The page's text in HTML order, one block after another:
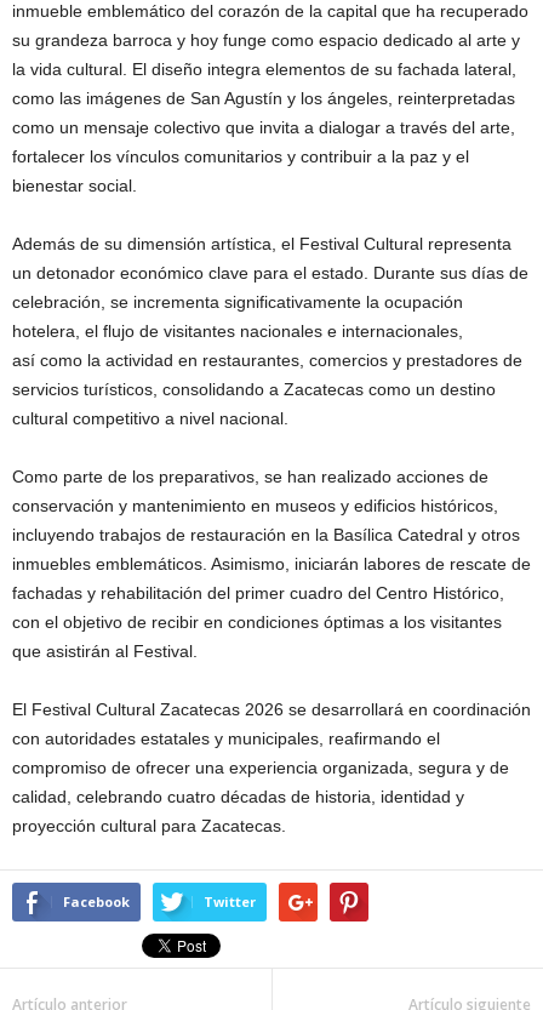
inmueble emblemático del corazón de la capital que ha recuperado
su grandeza barroca y hoy funge como espacio dedicado al arte y
la vida cultural. El diseño integra elementos de su fachada lateral,
como las imágenes de San Agustín y los ángeles, reinterpretadas
como un mensaje colectivo que invita a dialogar a través del arte,
fortalecer los vínculos comunitarios y contribuir a la paz y el
bienestar social.
Además de su dimensión artística, el Festival Cultural representa
un detonador económico clave para el estado. Durante sus días de
celebración, se incrementa significativamente la ocupación
hotelera, el flujo de visitantes nacionales e internacionales,
así como la actividad en restaurantes, comercios y prestadores de
servicios turísticos, consolidando a Zacatecas como un destino
cultural competitivo a nivel nacional.
Como parte de los preparativos, se han realizado acciones de
conservación y mantenimiento en museos y edificios históricos,
incluyendo trabajos de restauración en la Basílica Catedral y otros
inmuebles emblemáticos. Asimismo, iniciarán labores de rescate de
fachadas y rehabilitación del primer cuadro del Centro Histórico,
con el objetivo de recibir en condiciones óptimas a los visitantes
que asistirán al Festival.
El Festival Cultural Zacatecas 2026 se desarrollará en coordinación
con autoridades estatales y municipales, reafirmando el
compromiso de ofrecer una experiencia organizada, segura y de
calidad, celebrando cuatro décadas de historia, identidad y
proyección cultural para Zacatecas.
Facebook Twitter
Artículo anterior Artículo siguiente